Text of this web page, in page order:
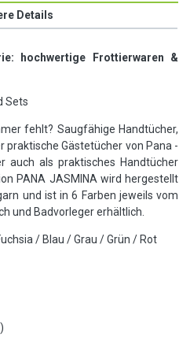
Details
hochwertige Frottierwaren &
Sets
fehlt? Saugfähige Handtücher,
praktische Gästetücher von Pana -
auch als praktisches Handtücher
PANA JASMINA wird hergestellt
und ist in 6 Farben jeweils vom
und Badvorleger erhältlich.
/ Blau / Grau / Grün / Rot